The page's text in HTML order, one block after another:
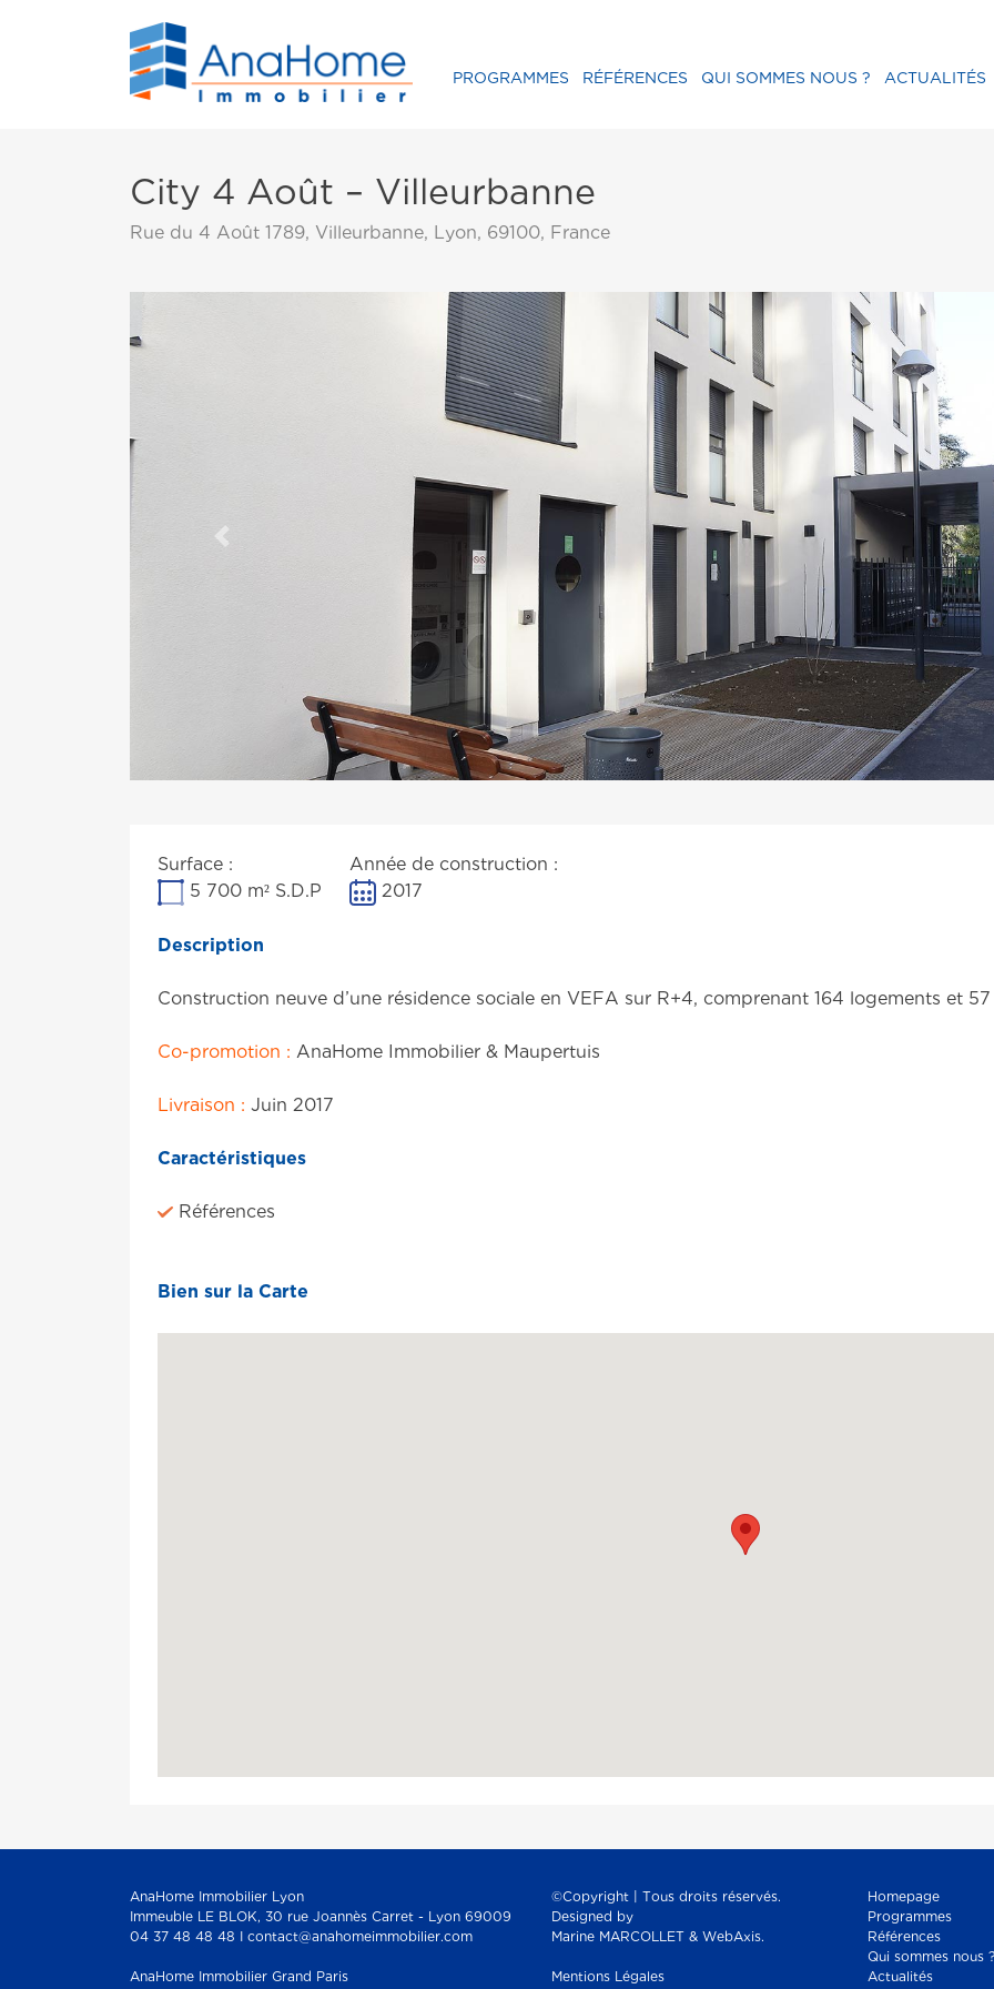
PROGRAMMES RÉFÉRENCES QUI SOMMES NOUS ? ACTUALITÉS
City 4 Août – Villeurbanne
Rue du 4 Août 1789, Villeurbanne, Lyon, 69100, France
Previous
Surface :
5 700 m² S.D.P
Année de construction :
2017
Description
Construction neuve d’une résidence sociale en VEFA sur R+4, comprenant 164 logements et
Co-promotion : AnaHome Immobilier & Maupertuis
Livraison : Juin 2017
Caractéristiques
Références
Bien sur la Carte
AnaHome Immobilier Lyon
Immeuble LE BLOK, 30 rue Joannès Carret - Lyon 69009
04 37 48 48 48 I contact@anahomeimmobilier.com
AnaHome Immobilier Grand Paris
©Copyright | Tous droits réservés.
Designed by
Marine MARCOLLET & WebAxis.
Mentions Légales
Homepage
Programmes
Références
Qui sommes nous ?
Actualités